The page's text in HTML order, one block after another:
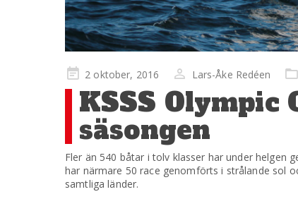
Publicerad
på
2 oktober, 2016 Lars-Åke Redéen
KSSS Olympic
säsongen
Fler än 540 båtar i tolv klasser har under helgen
har närmare 50 race genomförts i strålande sol
samtliga länder.